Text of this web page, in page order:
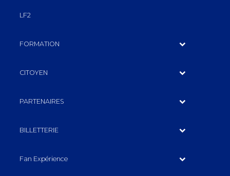
LF2
FORMATION
CITOYEN
PARTENAIRES
BILLETTERIE
Fan Expérience